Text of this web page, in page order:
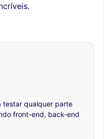
testar qualquer parte
front-end, back-end